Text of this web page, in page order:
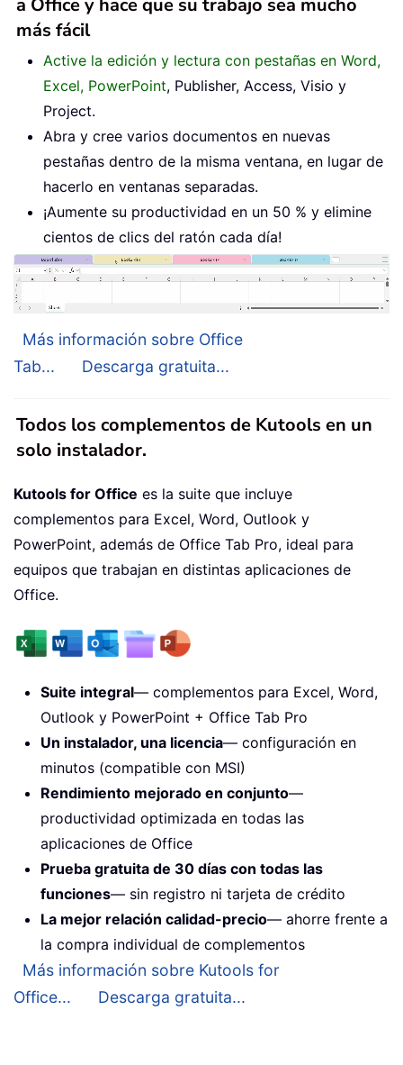
más fácil
Active la edición y lectura con pestañas en Word,
Excel, PowerPoint, Publisher, Access, Visio y
Project.
Abra y cree varios documentos en nuevas
pestañas dentro de la misma ventana, en lugar de
hacerlo en ventanas separadas.
¡Aumente su productividad en un 50 % y elimine
cientos de clics del ratón cada día!
Más información sobre Office
Tab...
Descarga gratuita...
Todos los complementos de Kutools en un
solo instalador.
Kutools for Office es la suite que incluye
complementos para Excel, Word, Outlook y
PowerPoint, además de Office Tab Pro, ideal para
equipos que trabajan en distintas aplicaciones de
Office.
Suite integral— complementos para Excel, Word,
Outlook y PowerPoint + Office Tab Pro
Un instalador, una licencia— configuración en
minutos (compatible con MSI)
Rendimiento mejorado en conjunto—
productividad optimizada en todas las
aplicaciones de Office
Prueba gratuita de 30 días con todas las
funciones— sin registro ni tarjeta de crédito
La mejor relación calidad-precio— ahorre frente a
la compra individual de complementos
Más información sobre Kutools for
Office...
Descarga gratuita...